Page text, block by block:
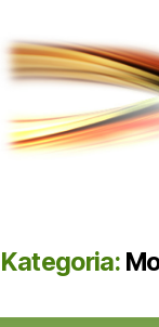
Kategoria: